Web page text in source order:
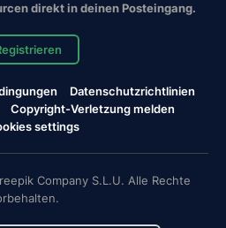
direkt in deinen Posteingang.
Datenschutzrichtlinien
Copyright-Verletzung melden
settings
Company S.L.U. Alle Rechte